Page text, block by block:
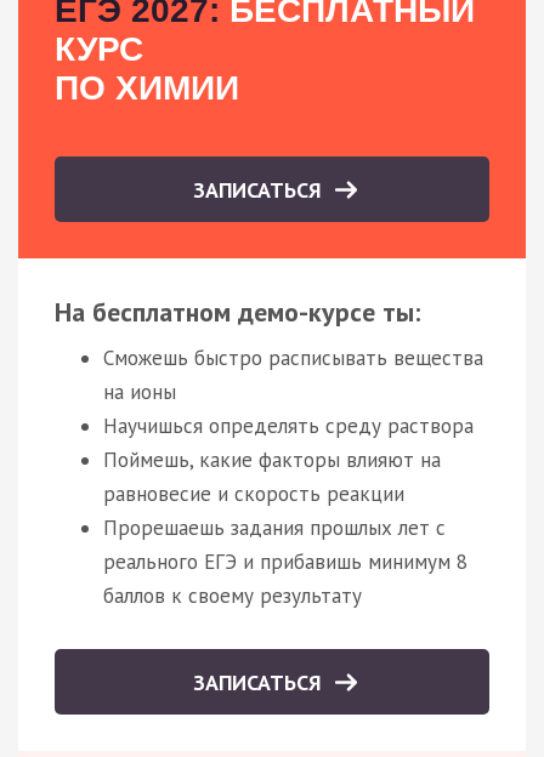
ЕГЭ 2027: БЕСПЛАТНЫЙ
КУРС
ПО ХИМИИ
ЗАПИСАТЬСЯ
На бесплатном демо-курсе ты:
Сможешь быстро расписывать вещества
на ионы
Научишься определять среду раствора
Поймешь, какие факторы влияют на
равновесие и скорость реакции
Прорешаешь задания прошлых лет с
реального ЕГЭ и прибавишь минимум 8
баллов к своему результату
ЗАПИСАТЬСЯ